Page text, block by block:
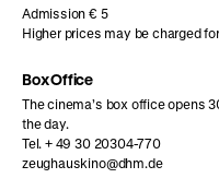
Admission € 5
Higher prices may be charged
Box Office
The cinema’s box office opens
the day.
Tel. + 49 30 20304-770
zeughauskino@dhm.de